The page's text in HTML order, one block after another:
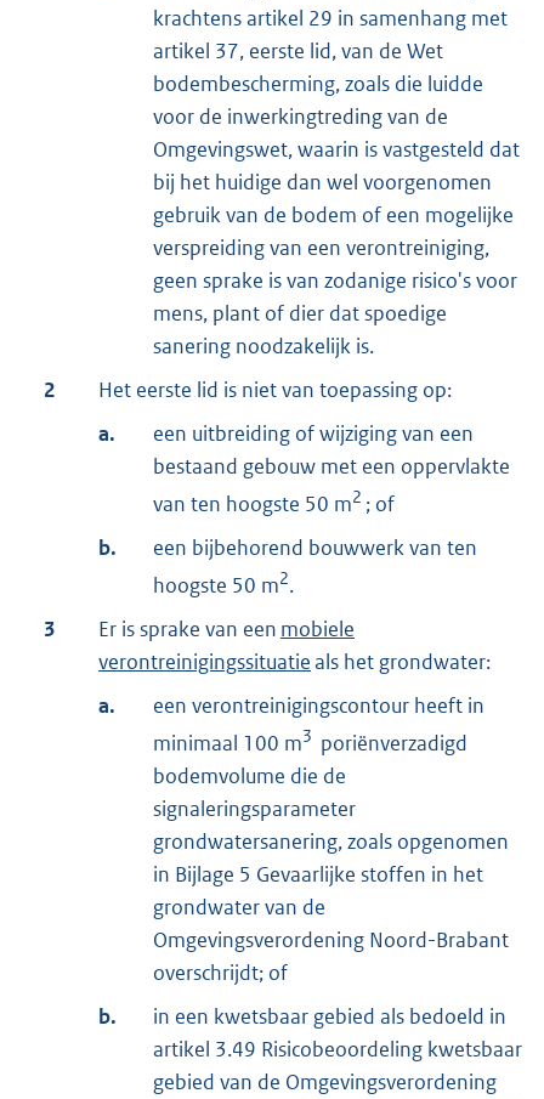
krachtens artikel 29 in samenhang met
artikel 37, eerste lid, van de Wet
bodembescherming, zoals die luidde
voor de inwerkingtreding van de
Omgevingswet, waarin is vastgesteld dat
bij het huidige dan wel voorgenomen
gebruik van de bodem of een mogelijke
verspreiding van een verontreiniging,
geen sprake is van zodanige risico's voor
mens, plant of dier dat spoedige
sanering noodzakelijk is.
2
Het eerste lid is niet van toepassing op:
a.
een uitbreiding of wijziging van een
bestaand gebouw met een oppervlakte
van ten hoogste 50 m2 ; of
b.
een bijbehorend bouwwerk van ten
hoogste 50 m2.
3
Er is sprake van een mobiele
verontreinigingssituatieals het grondwater:
a.
een verontreinigingscontour heeft in
minimaal 100 m3 poriënverzadigd
bodemvolume die de
signaleringsparameter
grondwatersanering, zoals opgenomen
in Bijlage 5 Gevaarlijke stoffen in het
grondwater van de
Omgevingsverordening Noord-Brabant
overschrijdt; of
b.
in een kwetsbaar gebied als bedoeld in
artikel 3.49 Risicobeoordeling kwetsbaar
gebied van de Omgevingsverordening